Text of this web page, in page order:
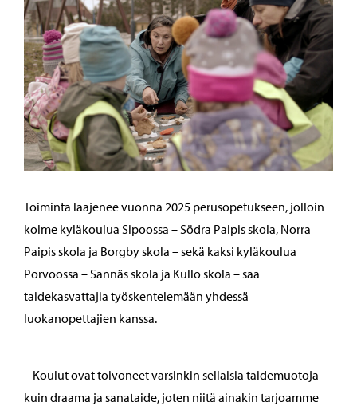
Toiminta laajenee vuonna 2025 perusopetukseen, jolloin
kolme kyläkoulua Sipoossa – Södra Paipis skola, Norra
Paipis skola ja Borgby skola – sekä kaksi kyläkoulua
Porvoossa – Sannäs skola ja Kullo skola – saa
taidekasvattajia työskentelemään yhdessä
luokanopettajien kanssa.
– Koulut ovat toivoneet varsinkin sellaisia taidemuotoja
kuin draama ja sanataide, joten niitä ainakin tarjoamme